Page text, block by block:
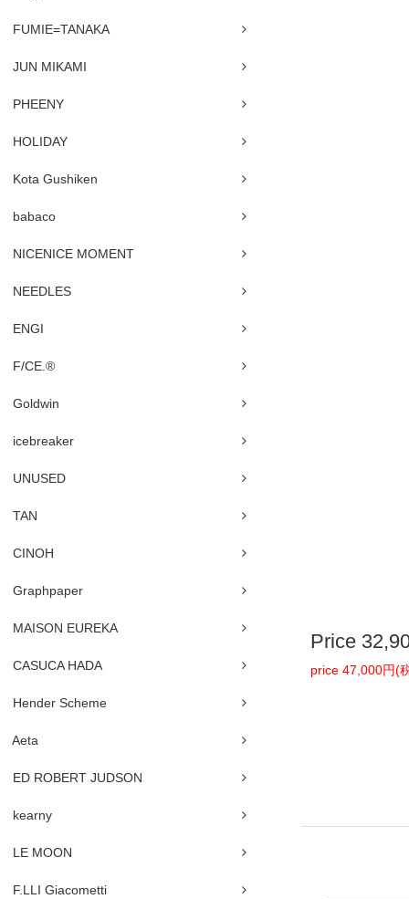
FUMIE=TANAKA
JUN MIKAMI
PHEENY
HOLIDAY
Kota Gushiken
babaco
NICENICE MOMENT
NEEDLES
ENGI
F/CE.®
Goldwin
icebreaker
UNUSED
TAN
CINOH
Graphpaper
MAISON EUREKA
CASUCA HADA
Hender Scheme
Aeta
ED ROBERT JUDSON
kearny
LE MOON
F.LLI Giacometti
Price
price 47,000円(